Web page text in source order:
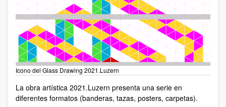
Icono del Glass Drawing 2021.Luzern
La obra artística 2021.Luzern presenta una serie en
diferentes formatos (banderas, tazas, posters, carpetas).